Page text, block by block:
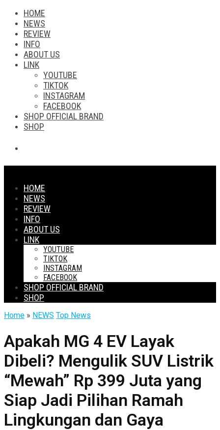
HOME
NEWS
REVIEW
INFO
ABOUT US
LINK
YOUTUBE
TIKTOK
INSTAGRAM
FACEBOOK
SHOP OFFICIAL BRAND
SHOP
HOME
NEWS
REVIEW
INFO
ABOUT US
LINK
YOUTUBE
TIKTOK
INSTAGRAM
FACEBOOK
SHOP OFFICIAL BRAND
SHOP
Home » NEWS Top News
Apakah MG 4 EV Layak
Dibeli? Mengulik SUV Listrik
“Mewah” Rp 399 Juta yang
Siap Jadi Pilihan Ramah
Lingkungan dan Gaya